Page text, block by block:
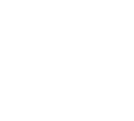
к торжественному